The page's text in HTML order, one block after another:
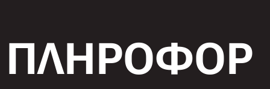
ΠΛΗΡΟΦΟΡ